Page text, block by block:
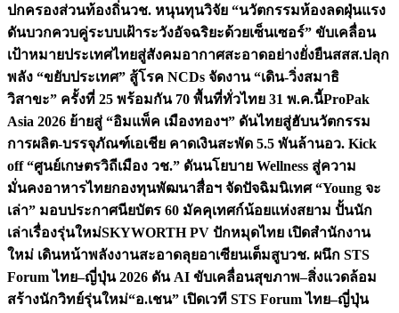
ปกครองส่วนท้องถิ่นวช. หนุนทุนวิจัย “นวัตกรรมห้องลดฝุ่นแรง
ดันบวกควบคู่ระบบเฝ้าระวังอัจฉริยะด้วยเซ็นเซอร์” ขับเคลื่อน
เป้าหมายประเทศไทยสู่สังคมอากาศสะอาดอย่างยั่งยืนสสส.ปลุก
พลัง “ขยับประเทศ” สู้โรค NCDs จัดงาน “เดิน-วิ่งสมาธิ
วิสาขะ” ครั้งที่ 25 พร้อมกัน 70 พื้นที่ทั่วไทย 31 พ.ค.นี้ProPak
Asia 2026 ย้ายสู่ “อิมแพ็ค เมืองทองฯ” ดันไทยสู่ฮับนวัตกรรม
การผลิต-บรรจุภัณฑ์เอเชีย คาดเงินสะพัด 5.5 พันล้านอว. Kick
off “ศูนย์เกษตรวิถีเมือง วช.” ดันนโยบาย Wellness สู่ความ
มั่นคงอาหารไทยกองทุนพัฒนาสื่อฯ จัดปัจฉิมนิเทศ “Young จะ
เล่า” มอบประกาศนียบัตร 60 มัคคุเทศก์น้อยแห่งสยาม ปั้นนัก
เล่าเรื่องรุ่นใหม่SKYWORTH PV ปักหมุดไทย เปิดสำนักงาน
ใหม่ เดินหน้าพลังงานสะอาดลุยอาเซียนเต็มสูบวช. ผนึก STS
Forum ไทย–ญี่ปุ่น 2026 ดัน AI ขับเคลื่อนสุขภาพ–สิ่งแวดล้อม
สร้างนักวิทย์รุ่นใหม่“อ.เชน” เปิดเวที STS Forum ไทย–ญี่ปุ่น